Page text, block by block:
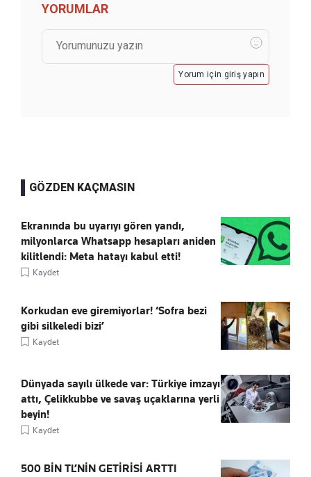
YORUMLAR
Yorum için giriş yapın
GÖZDEN KAÇMASIN
Ekranında bu uyarıyı gören yandı,
milyonlarca Whatsapp hesapları aniden
kilitlendi: Meta hatayı kabul etti!
Kaydet
Korkudan eve giremiyorlar! ‘Sofra bezi
gibi silkeledi bizi’
Kaydet
Dünyada sayılı ülkede var: Türkiye imzayı
attı, Çelikkubbe ve savaş uçaklarına yerli
beyin!
Kaydet
500 BİN TL’NİN GETİRİSİ ARTTI